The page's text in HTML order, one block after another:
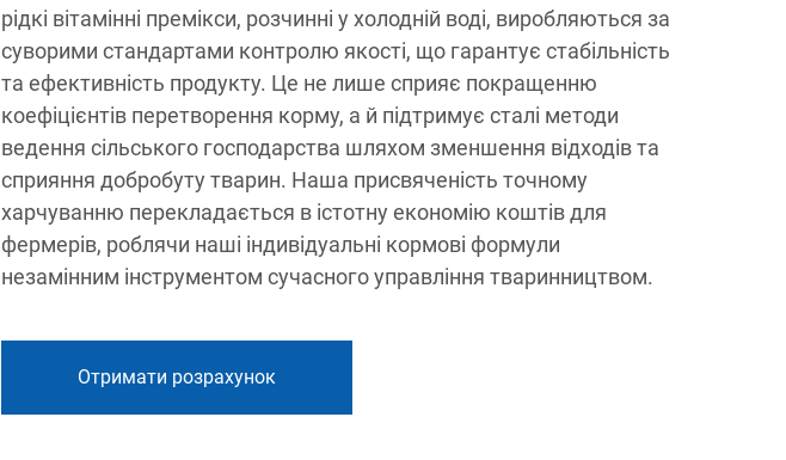
рідкі вітамінні премікси, розчинні у холодній воді, виробляються за
суворими стандартами контролю якості, що гарантує стабільність
та ефективність продукту. Це не лише сприяє покращенню
коефіцієнтів перетворення корму, а й підтримує сталі методи
ведення сільського господарства шляхом зменшення відходів та
сприяння добробуту тварин. Наша присвяченість точному
харчуванню перекладається в істотну економію коштів для
фермерів, роблячи наші індивідуальні кормові формули
незамінним інструментом сучасного управління тваринництвом.
Отримати розрахунок